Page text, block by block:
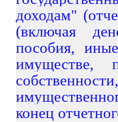
доходам"
(включая
пособия,
имуществе,
конец